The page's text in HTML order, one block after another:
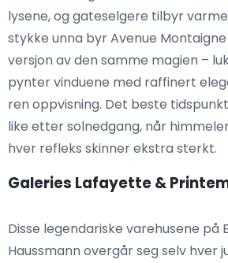
lysene, og gateselgere tilbyr
stykke unna byr Avenue
versjon av den samme magien –
pynter vinduene med raffinert
ren oppvisning. Det beste
like etter solnedgang, når
hver refleks skinner ekstra sterkt.
Galeries Lafayette &
Disse legendariske varehusene på
Haussmann overgår seg selv hver